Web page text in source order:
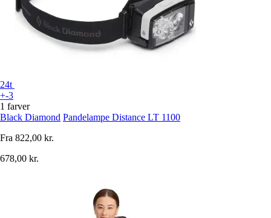
24t
+-3
1 farver
Black Diamond Pandelampe Distance LT 1100
Fra 822,00 kr.
678,00 kr.